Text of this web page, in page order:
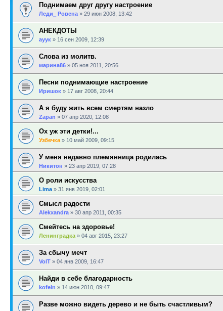
Поднимаем друг другу настроение
Леди_ Ровена » 29 июн 2008, 13:42
АНЕКДОТЫ
ауук » 16 сен 2009, 12:39
Слова из молитв.
марина86 » 05 ноя 2011, 20:56
Песни поднимающие настроение
Иришок » 17 авг 2008, 20:44
А я буду жить всем смертям назло
Zapan » 07 апр 2020, 12:08
Ох уж эти детки!...
Узбечка » 10 май 2009, 09:15
У меня недавно племянница родилась
Никитон » 23 апр 2019, 07:28
О роли искусства
Lima » 31 янв 2019, 02:01
Смысл радости
Alekxandra » 30 апр 2011, 00:35
Смейтесь на здоровье!
Ленинградка » 04 авг 2015, 23:27
За сбычу мечт
VolT » 04 янв 2009, 16:47
Найди в себе благодарность
kofein » 14 июн 2010, 09:47
Разве можно видеть дерево и не быть счастливым?